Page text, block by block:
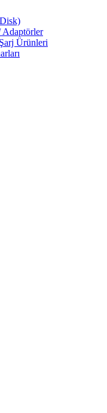
Adaptörler
Ürünleri